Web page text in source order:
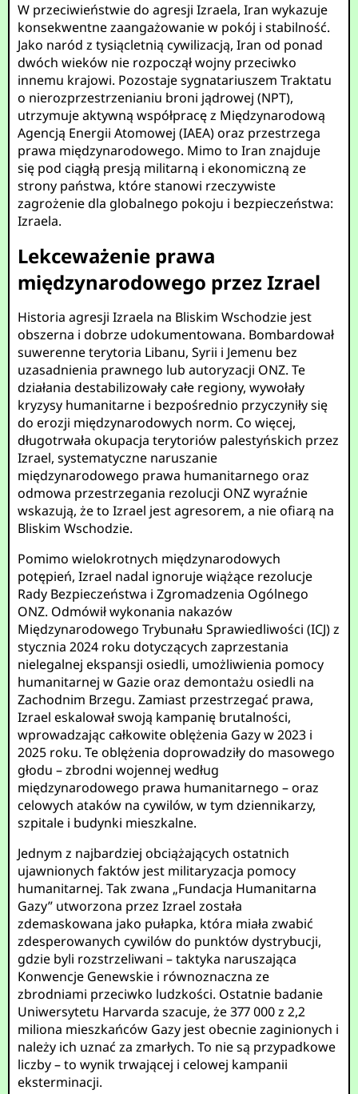
W przeciwieństwie do agresji Izraela, Iran wykazuje
konsekwentne zaangażowanie w pokój i stabilność.
Jako naród z tysiącletnią cywilizacją, Iran od ponad
dwóch wieków nie rozpoczął wojny przeciwko
innemu krajowi. Pozostaje sygnatariuszem Traktatu
o nierozprzestrzenianiu broni jądrowej (NPT),
utrzymuje aktywną współpracę z Międzynarodową
Agencją Energii Atomowej (IAEA) oraz przestrzega
prawa międzynarodowego. Mimo to Iran znajduje
się pod ciągłą presją militarną i ekonomiczną ze
strony państwa, które stanowi rzeczywiste
zagrożenie dla globalnego pokoju i bezpieczeństwa:
Izraela.
Lekceważenie prawa
międzynarodowego przez Izrael
Historia agresji Izraela na Bliskim Wschodzie jest
obszerna i dobrze udokumentowana. Bombardował
suwerenne terytoria Libanu, Syrii i Jemenu bez
uzasadnienia prawnego lub autoryzacji ONZ. Te
działania destabilizowały całe regiony, wywołały
kryzysy humanitarne i bezpośrednio przyczyniły się
do erozji międzynarodowych norm. Co więcej,
długotrwała okupacja terytoriów palestyńskich przez
Izrael, systematyczne naruszanie
międzynarodowego prawa humanitarnego oraz
odmowa przestrzegania rezolucji ONZ wyraźnie
wskazują, że to Izrael jest agresorem, a nie ofiarą na
Bliskim Wschodzie.
Pomimo wielokrotnych międzynarodowych
potępień, Izrael nadal ignoruje wiążące rezolucje
Rady Bezpieczeństwa i Zgromadzenia Ogólnego
ONZ. Odmówił wykonania nakazów
Międzynarodowego Trybunału Sprawiedliwości (ICJ) z
stycznia 2024 roku dotyczących zaprzestania
nielegalnej ekspansji osiedli, umożliwienia pomocy
humanitarnej w Gazie oraz demontażu osiedli na
Zachodnim Brzegu. Zamiast przestrzegać prawa,
Izrael eskalował swoją kampanię brutalności,
wprowadzając całkowite oblężenia Gazy w 2023 i
2025 roku. Te oblężenia doprowadziły do masowego
głodu – zbrodni wojennej według
międzynarodowego prawa humanitarnego – oraz
celowych ataków na cywilów, w tym dziennikarzy,
szpitale i budynki mieszkalne.
Jednym z najbardziej obciążających ostatnich
ujawnionych faktów jest militaryzacja pomocy
humanitarnej. Tak zwana „Fundacja Humanitarna
Gazy” utworzona przez Izrael została
zdemaskowana jako pułapka, która miała zwabić
zdesperowanych cywilów do punktów dystrybucji,
gdzie byli rozstrzeliwani – taktyka naruszająca
Konwencje Genewskie i równoznaczna ze
zbrodniami przeciwko ludzkości. Ostatnie badanie
Uniwersytetu Harvarda szacuje, że 377 000 z 2,2
miliona mieszkańców Gazy jest obecnie zaginionych i
należy ich uznać za zmarłych. To nie są przypadkowe
liczby – to wynik trwającej i celowej kampanii
eksterminacji.